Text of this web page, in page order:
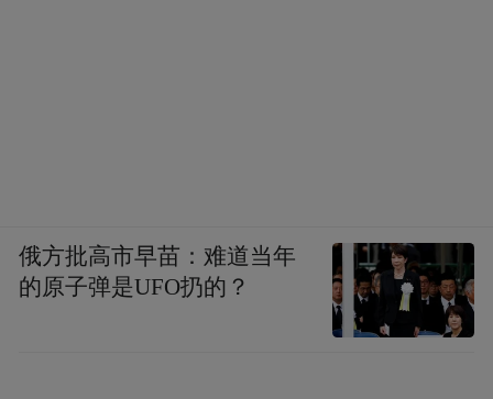
俄方批高市早苗：难道当年
的原子弹是UFO扔的？